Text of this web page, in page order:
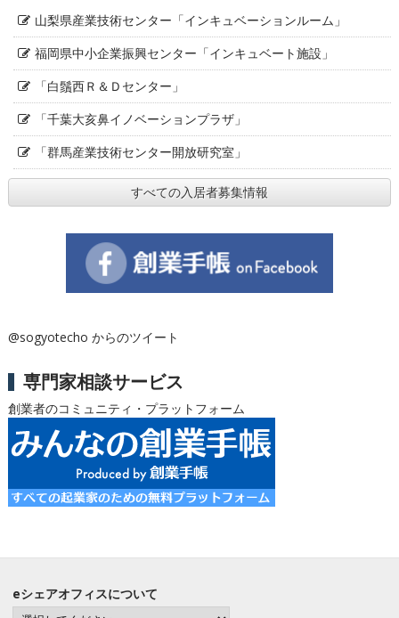
山梨県産業技術センター「インキュベーションルーム」
福岡県中小企業振興センター「インキュベート施設」
「白鬚西Ｒ＆Ｄセンター」
「千葉大亥鼻イノベーションプラザ」
「群馬産業技術センター開放研究室」
すべての入居者募集情報
@sogyotecho からのツイート
専門家相談サービス
創業者のコミュニティ・プラットフォーム
eシェアオフィスについて